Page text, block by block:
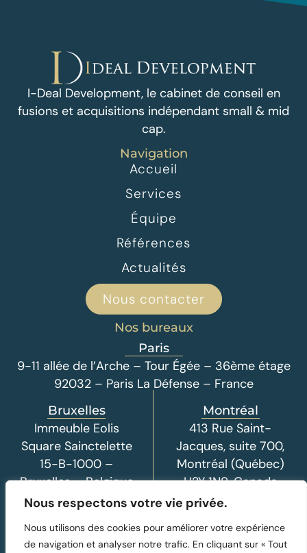
Nous respectons votre vie privée.
Nous utilisons des cookies pour améliorer votre expérience
de navigation et analyser notre trafic. En cliquant sur « Tout
I-Deal Development, le cabinet de conseil en
fusions et acquisitions indépendant small & mid
cap.
Navigation
Accueil
Services
Équipe
Références
Actualités
Nous contacter
Nos bureaux
Paris
9-11 allée de l’Arche – Tour Égée – 36ème étage
92032 – Paris La Défense – France
Bruxelles
Immeuble Eolis
Square Sainctelette
15-B-1000 –
Bruxelles – Belgique
Montréal
413 Rue Saint-
Jacques, suite 700,
Montréal (Québec)
H2Y 1N9, Canada